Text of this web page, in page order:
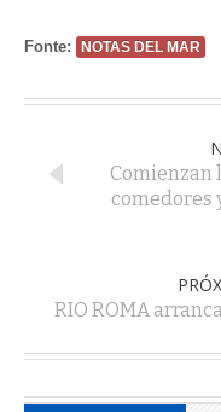
Fonte: NOTAS DEL MAR
Comienzan
comedores
RIO ROMA